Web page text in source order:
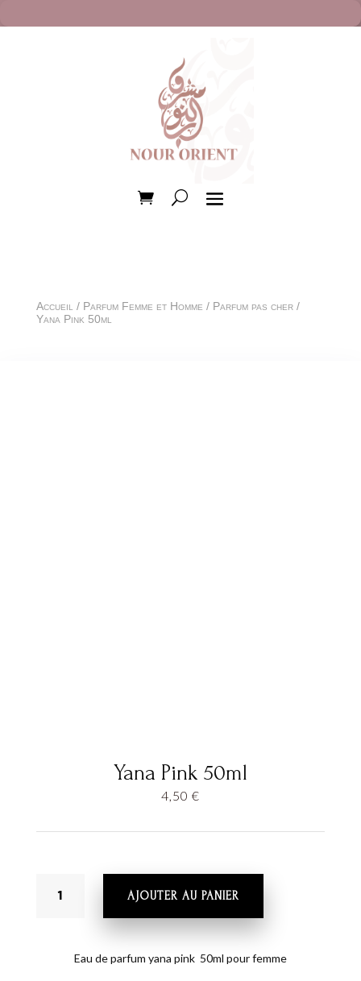
Accueil / Parfum Femme et Homme / Parfum pas cher/
Yana Pink 50ml
Yana Pink 50ml
4,50 €
AJOUTER AU PANIER
Eau de parfum yana pink 50ml pour femme